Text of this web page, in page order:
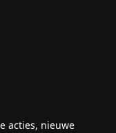
acties, nieuwe